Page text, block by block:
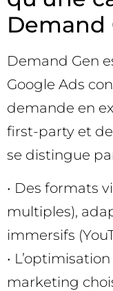
Demand
Demand Gen
Google Ads
demande en
first-party et
se distingue
• Des formats
multiples),
immersifs
•
marketing